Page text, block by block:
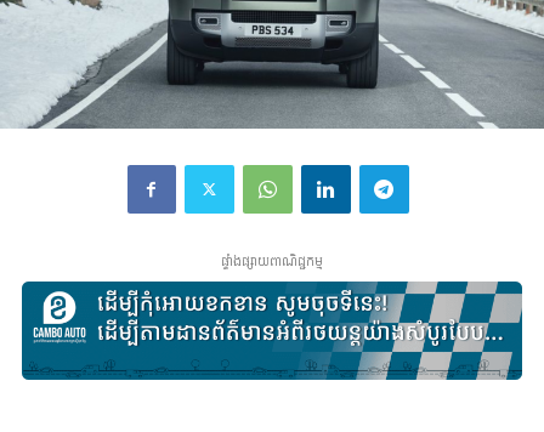
ផ្ទាំងផ្សាយពាណិជ្ជកម្ម